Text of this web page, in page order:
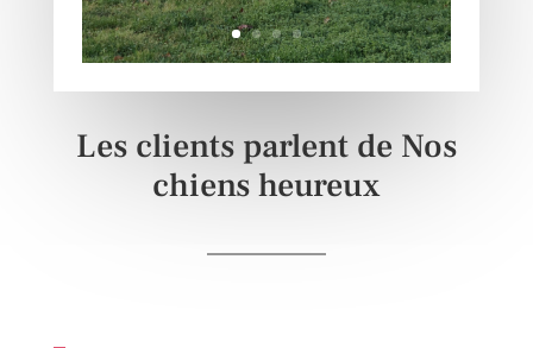
Les clients parlent de Nos
chiens heureux